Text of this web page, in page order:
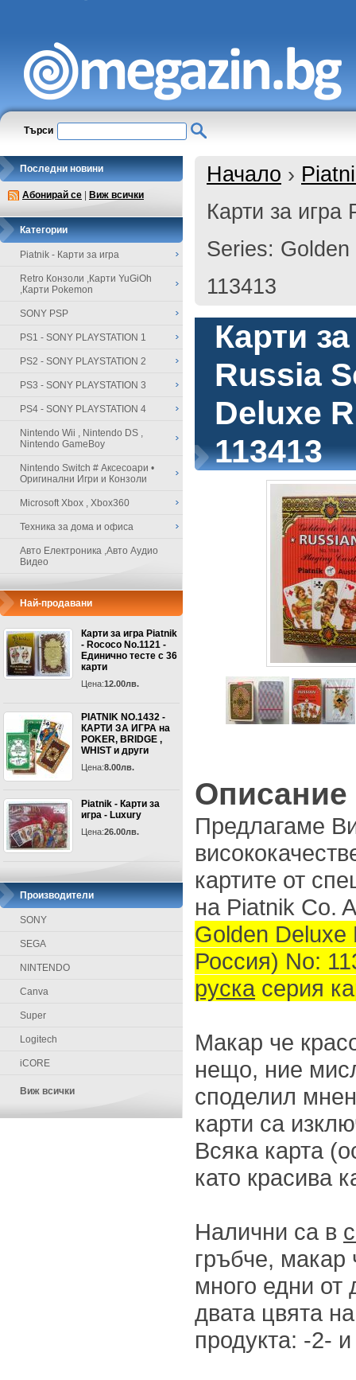
Търси
Последни новини
Абонирай се Виж всички
Категории
Piatnik - Карти за игра
Retro Конзоли ,Карти YuGiOh
,Карти Pokemon
SONY PSP
PS1 - SONY PLAYSTATION 1
PS2 - SONY PLAYSTATION 2
PS3 - SONY PLAYSTATION 3
PS4 - SONY PLAYSTATION 4
Nintendo Wii , Nintendo DS ,
Nintendo GameBoy
Nintendo Switch # Аксесоари •
Оригинални Игри и Конзоли
Microsoft Xbox , Xbox360
Техника за дома и офиса
Авто Електроника ,Авто Аудио
Видео
Най-продавани
Карти за игра Piatnik
- Rococo No.1121 -
Единично тесте с 36
карти
Цена:12.00лв.
PIATNIK NO.1432 -
КАРТИ ЗА ИГРА на
POKER, BRIDGE ,
WHIST и други
Цена:8.00лв.
Piatnik - Карти за
игра - Luxury
Цена:26.00лв.
Производители
SONY
SEGA
NINTENDO
Canva
Super
Logitech
iCORE
Виж всички
Начало ›
Карти за игра
Series:
113413
Карти
Russia
Deluxe
113413
Описание
Предлагаме
картите от
на Piatnik Co.
Golden Deluxe
Россия) No:
руска серия
Макар че
нещо, ние
споделил
карти са
Всяка карта
като красива
Налични са в
гръбче, макар
много едни от
двата цвята
продукта: -2-